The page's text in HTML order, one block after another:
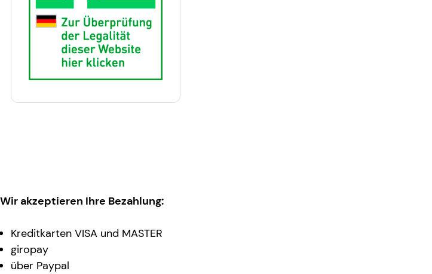
Wir akzeptieren Ihre Bezahlung:
Kreditkarten VISA und MASTER
giropay
über Paypal